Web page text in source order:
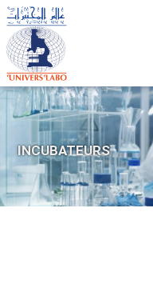
INCUBATEURS